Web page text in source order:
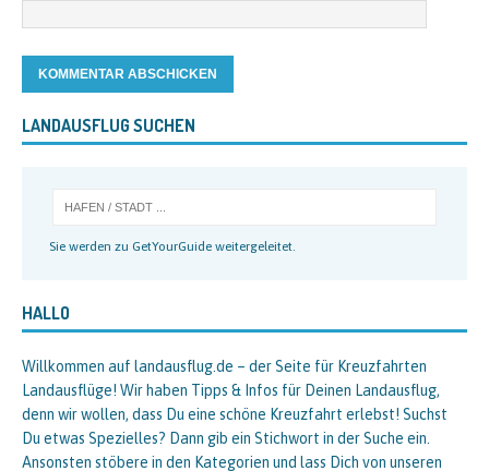
LANDAUSFLUG SUCHEN
Sie werden zu GetYourGuide weitergeleitet.
HALLO
Willkommen auf landausflug.de – der Seite für Kreuzfahrten
Landausflüge! Wir haben Tipps & Infos für Deinen Landausflug,
denn wir wollen, dass Du eine schöne Kreuzfahrt erlebst! Suchst
Du etwas Spezielles? Dann gib ein Stichwort in der Suche ein.
Ansonsten stöbere in den Kategorien und lass Dich von unseren